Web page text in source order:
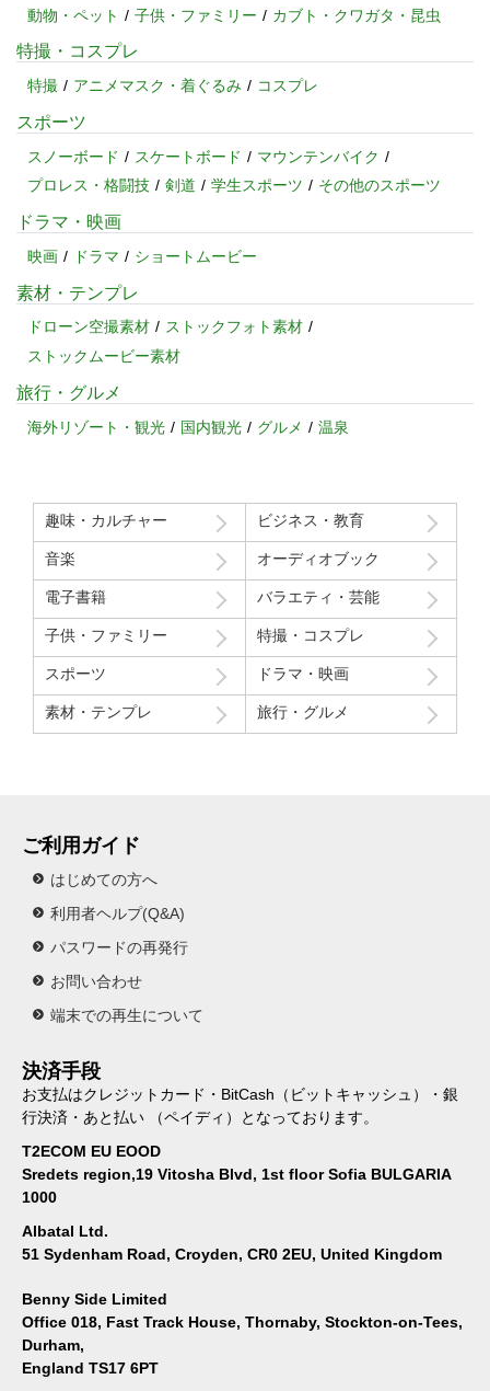
動物・ペット 子供・ファミリー カブト・クワガタ・昆虫
特撮・コスプレ
特撮 アニメマスク・着ぐるみ コスプレ
スポーツ
スノーボード スケートボード
マウンテンバイク
プロレス・格闘技
剣道 学生スポーツ その他のスポーツ
ドラマ・映画
映画 ドラマ ショートムービー
素材・テンプレ
ドローン空撮素材
ストックフォト素材
ストックムービー素材
旅行・グルメ
海外リゾート・観光 国内観光 グルメ 温泉
趣味・カルチャー ビジネス・教育
音楽 オーディオブック
電子書籍 バラエティ・芸能
子供・ファミリー 特撮・コスプレ
スポーツ ドラマ・映画
素材・テンプレ 旅行・グルメ
ご利用ガイド
はじめての方へ
利用者ヘルプ(Q&A)
パスワードの再発行
お問い合わせ
端末での再生について
決済手段
お支払はクレジットカード・BitCash（ビットキャッシュ）・銀
行決済・あと払い （ペイディ）となっております。
T2ECOM EU EOOD
Sredets region,19 Vitosha Blvd, 1st floor Sofia BULGARIA
1000
Albatal Ltd.
51 Sydenham Road, Croyden, CR0 2EU, United Kingdom
Benny Side Limited
Office 018, Fast Track House, Thornaby, Stockton-on-Tees,
Durham,
England TS17 6PT